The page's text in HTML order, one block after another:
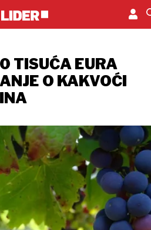
TISUĆA EURA
O KAKVOĆI